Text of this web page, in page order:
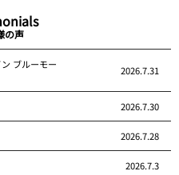
の声
ブルーモー
2026.7.31
2026.7.30
2026.7.28
2026.7.3